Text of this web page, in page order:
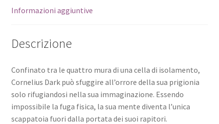
Informazioni aggiuntive
Descrizione
Confinato tra le quattro mura di una cella di isolamento,
Cornelius Dark può sfuggire all’orrore della sua prigionia
solo rifugiandosi nella sua immaginazione. Essendo
impossibile la fuga fisica, la sua mente diventa l’unica
scappatoia fuori dalla portata dei suoi rapitori.